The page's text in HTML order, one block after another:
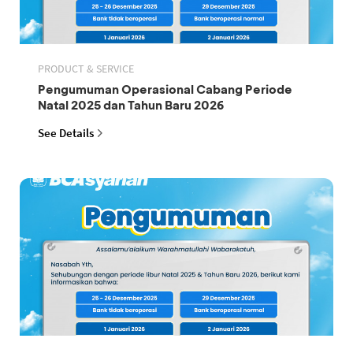
PRODUCT & SERVICE
Pengumuman Operasional Cabang Periode
Natal 2025 dan Tahun Baru 2026
See Details